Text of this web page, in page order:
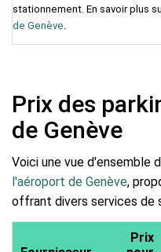
stationnement. En savoir plus
de Genève.
Prix des
de Genève
Voici une vue d'ensemble
l'aéroport de Genève,
offrant divers services de
Prix